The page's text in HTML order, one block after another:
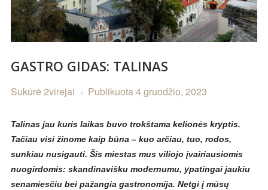
GASTRO GIDAS: TALINAS
Sukūrė 2virejai Publikuota4 gruodžio, 2023
Talinas jau kuris laikas buvo trokštama kelionės kryptis.
Tačiau visi žinome kaip būna – kuo arčiau, tuo, rodos,
sunkiau nusigauti. Šis miestas mus viliojo įvairiausiomis
nuogirdomis: skandinavišku modernumu, ypatingai jaukiu
senamiesčiu bei pažangia gastronomija. Netgi į mūsų